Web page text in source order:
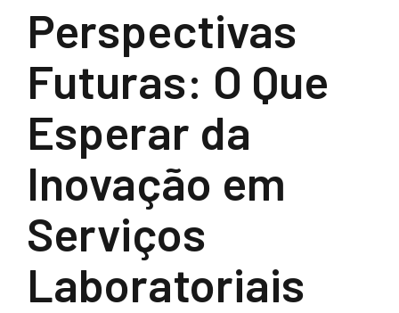
Perspectivas
Futuras: O Que
Esperar da
Inovação em
Serviços
Laboratoriais